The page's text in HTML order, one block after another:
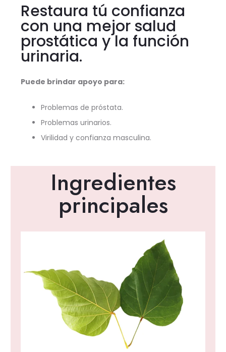
Restaura tú confianza
con una mejor salud
prostática y la función
urinaria.
Puede brindar apoyo para:
Problemas de próstata.
Problemas urinarios.
Virilidad y confianza masculina.
Ingredientes
principales